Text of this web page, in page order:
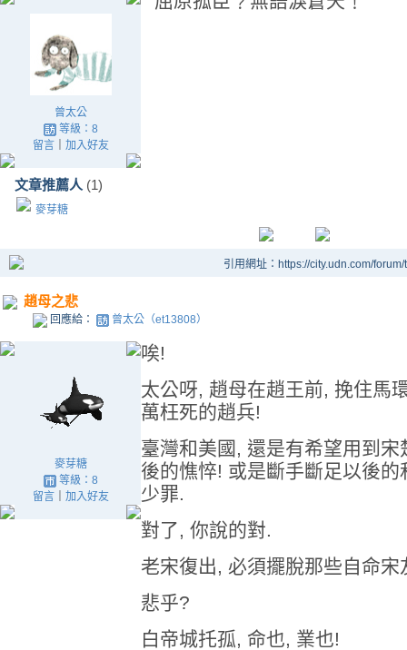
曾太公
等級：8
留言｜ 加入好友
文章推薦人 (1)
麥芽糖
引用網址：https://city.udn.com/
趙母之悲
回應給： 曾太公（et13808）
麥芽糖
等級：8
留言｜ 加入好友
唉!
太公呀, 趙母在趙王前, 挽住馬
萬枉死的趙兵!
臺灣和美國, 還是有希望用到
後的憔悴! 或是斷手斷足以後
少罪.
對了, 你說的對.
老宋復出, 必須擺脫那些自命宋
悲乎?
白帝城托孤, 命也, 業也!